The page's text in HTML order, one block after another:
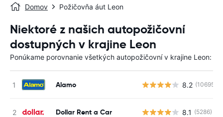
Domov Požičovňa áut Leon
Niektoré z našich autopožičovní
dostupných v krajine Leon
Ponúkame porovnanie všetkých autopožičovní v krajine Leon:
Alamo 8.2 (10695)
Dollar Rent a Car 8.1 (5286)